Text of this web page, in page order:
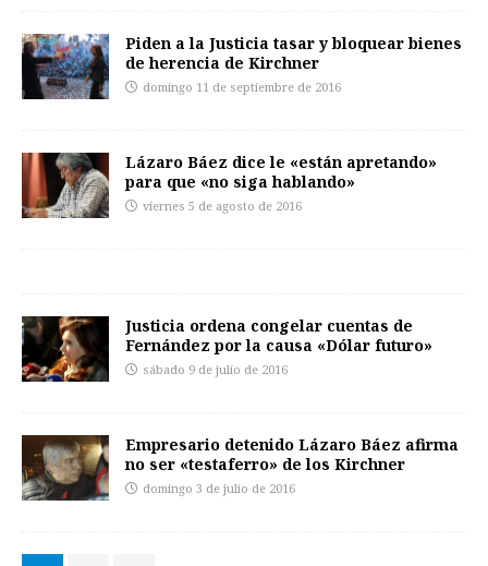
Piden a la Justicia tasar y bloquear bienes
de herencia de Kirchner
domingo 11 de septiembre de 2016
Lázaro Báez dice le «están apretando»
para que «no siga hablando»
viernes 5 de agosto de 2016
Justicia ordena congelar cuentas de
Fernández por la causa «Dólar futuro»
sábado 9 de julio de 2016
Empresario detenido Lázaro Báez afirma
no ser «testaferro» de los Kirchner
domingo 3 de julio de 2016